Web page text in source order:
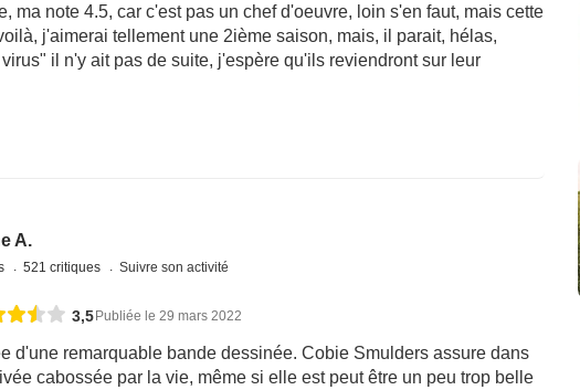
ma note 4.5, car c'est pas un chef d'oeuvre, loin s'en faut, mais cette
j'aimerai tellement une 2ième saison, mais, il parait, hélas,
il n'y ait pas de suite, j'espère qu'ils reviendront sur leur
A.
521 critiques Suivre son activité
3,5 Publiée le 29 mars 2022
d'une remarquable bande dessinée. Cobie Smulders assure dans
cabossée par la vie, même si elle est peut être un peu trop belle